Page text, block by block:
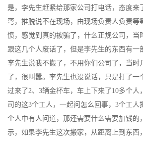
是，李先生赶紧给那家公司打电话，态度来
弯，推脱说不在现场，由现场负责人负责等
愤，感觉到真的被骗了，什么正规公司，当
跟这几个人废话了，但是李先生的东西有一
李先生说我不搬了，不用你们公司了，当时
了，很叫嚣。李先生也没说话，只是打了一
过来了2、3辆金杯车，车上下来了10多个人
司的这3个工人，一起问怎么回事，3个工人
个人中有人问道，那还需要什么需要加钱的
示，如果李先生这次搬家，从距离上到东西